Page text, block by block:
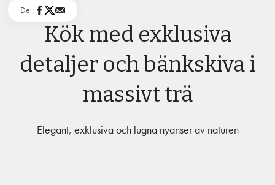
Del:
Kök med exklusiva
detaljer och bänkskiva i
massivt trä
Elegant, exklusiva och lugna nyanser av naturen